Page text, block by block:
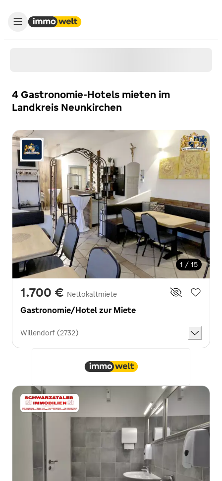
4 Gastronomie-Hotels mieten im
Landkreis Neunkirchen
1 / 15
1.700 € Nettokaltmiete
Gastronomie/Hotel zur Miete
Willendorf (2732)